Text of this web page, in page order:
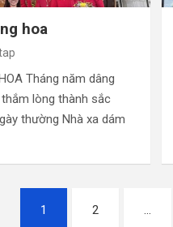
hoa
Tháng năm dâng
lòng thành sắc
thường Nhà xa dám
1 2 …